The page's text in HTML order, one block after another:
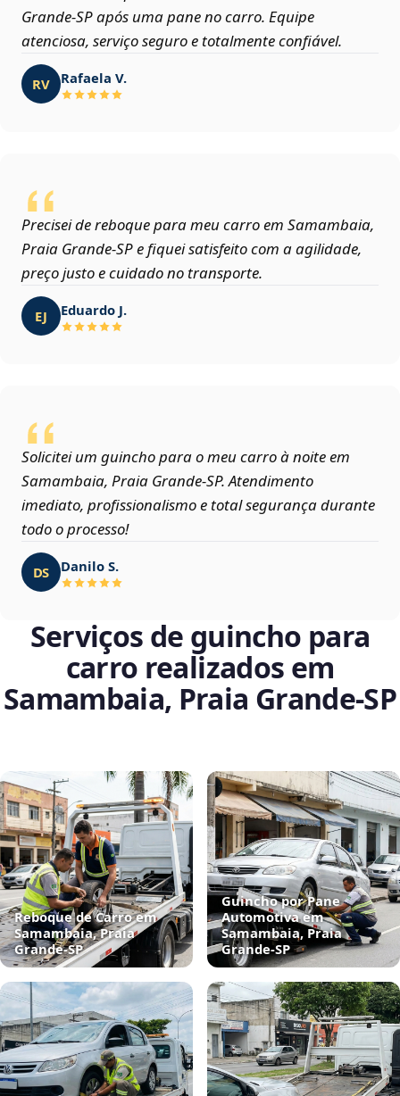
Grande‑SP após uma pane no carro. Equipe
atenciosa, serviço seguro e totalmente confiável.
RV Rafaela V.
Precisei de reboque para meu carro em Samambaia,
Praia Grande‑SP e fiquei satisfeito com a agilidade,
preço justo e cuidado no transporte.
EJ Eduardo J.
Solicitei um guincho para o meu carro à noite em
Samambaia, Praia Grande‑SP. Atendimento
imediato, profissionalismo e total segurança durante
todo o processo!
DS Danilo S.
Serviços de guincho para
carro realizados em
Samambaia, Praia Grande‑SP
Reboque de Carro em
Samambaia, Praia
Grande‑SP
Guincho por Pane
Automotiva em
Samambaia, Praia
Grande‑SP